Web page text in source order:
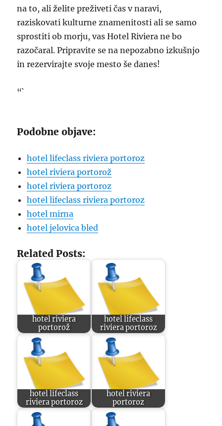
na to, ali želite preživeti čas v naravi,
raziskovati kulturne znamenitosti ali se samo
sprostiti ob morju, vas Hotel Riviera ne bo
razočaral. Pripravite se na nepozabno izkušnjo
in rezervirajte svoje mesto še danes!
“`
Podobne objave:
hotel lifeclass riviera portoroz
hotel riviera portorož
hotel riviera portoroz
hotel lifeclass riviera portoroz
hotel mirna
hotel jelovica bled
Related Posts:
hotel riviera
portorož
hotel lifeclass
riviera portoroz
hotel lifeclass
riviera portoroz
hotel riviera
portoroz